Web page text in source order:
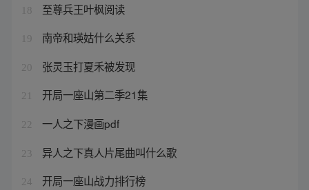
18 至尊兵王叶枫阅读
19 南帝和瑛姑什么关系
20 张灵玉打夏禾被发现
21 开局一座山第二季21集
22 一人之下漫画pdf
23 异人之下真人片尾曲叫什么歌
24 开局一座山战力排行榜